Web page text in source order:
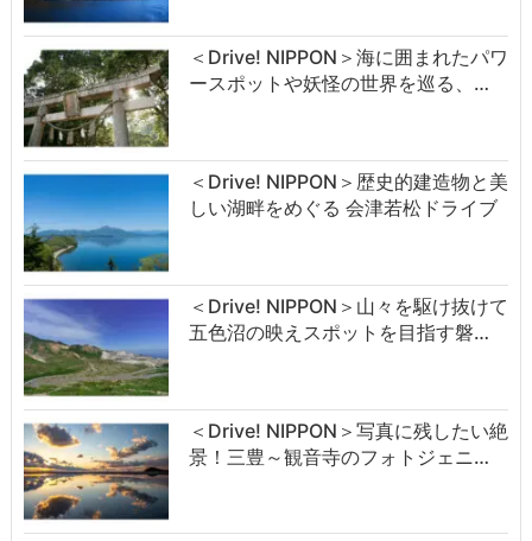
＜Drive! NIPPON＞海に囲まれたパワ
ースポットや妖怪の世界を巡る、…
＜Drive! NIPPON＞歴史的建造物と美
しい湖畔をめぐる 会津若松ドライブ
＜Drive! NIPPON＞山々を駆け抜けて
五色沼の映えスポットを目指す磐…
＜Drive! NIPPON＞写真に残したい絶
景！三豊～観音寺のフォトジェニ…